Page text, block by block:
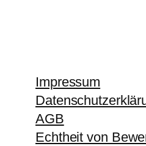
Impressum
AGB
Echtheit von